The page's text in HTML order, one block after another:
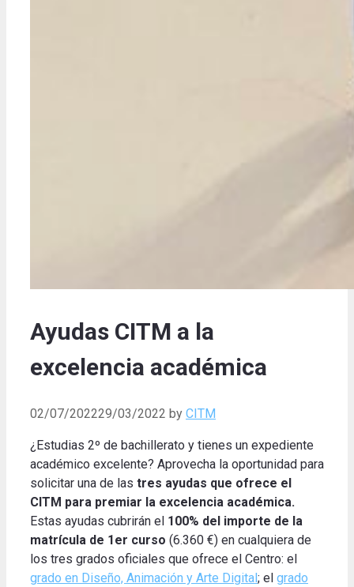
Ayudas CITM a la
excelencia académica
02/07/202229/03/2022 by CITM
¿Estudias 2º de bachillerato y tienes un expediente
académico excelente? Aprovecha la oportunidad para
solicitar una de las tres ayudas que ofrece el
CITM para premiar la excelencia académica.
Estas ayudas cubrirán el 100% del importe de la
matrícula de 1er curso (6.360 €) en cualquiera de
los tres grados oficiales que ofrece el Centro: el
grado en Diseño, Animación y Arte Digital ; el grado